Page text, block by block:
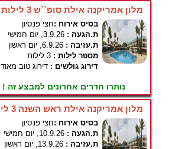
מלון אמריקנה אילת סופ``ש 3 לילות
בסיס אירוח :חצי פנסיון
ת.הגעה : 3.9.26, יום חמישי
ת.עזיבה : 6.9.26, יום ראשון
מספר לילות : 3 לילות
דירוג גולשים : דירוג טוב מאוד
נותרו חדרים אחרונים למבצע זה !
מלון אמריקנה אילת ראש השנה 3 לילות
בסיס אירוח :חצי פנסיון
ת.הגעה : 10.9.26, יום חמישי
ת.עזיבה : 13.9.26, יום ראשון